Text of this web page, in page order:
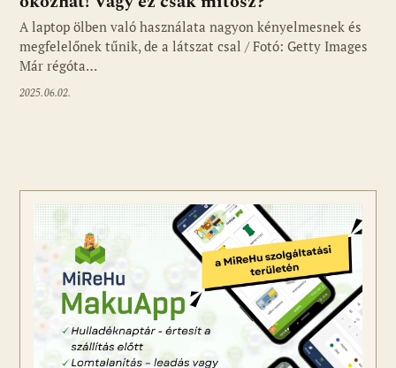
A laptop ölben való használata nagyon kényelmesnek és
megfelelőnek tűnik, de a látszat csal / Fotó: Getty Images
Már régóta…
2025.06.02.